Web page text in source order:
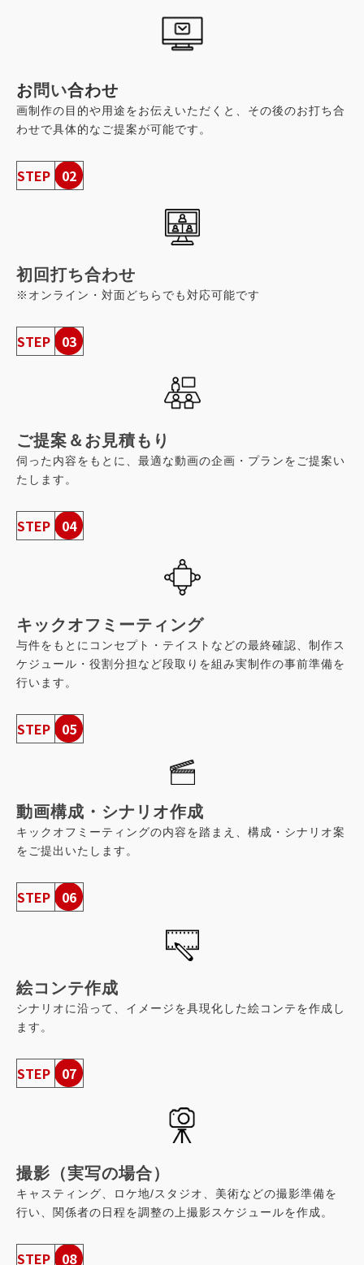
お問い合わせ
画制作の目的や用途をお伝えいただくと、その後のお打ち合
わせで具体的なご提案が可能です。
STEP 02
初回打ち合わせ
※オンライン・対面どちらでも対応可能です
STEP 03
ご提案＆お見積もり
伺った内容をもとに、最適な動画の企画・プランをご提案い
たします。
STEP 04
キックオフミーティング
与件をもとにコンセプト・テイストなどの最終確認、制作ス
ケジュール・役割分担など段取りを組み実制作の事前準備を
行います。
STEP 05
動画構成・シナリオ作成
キックオフミーティングの内容を踏まえ、構成・シナリオ案
をご提出いたします。
STEP 06
絵コンテ作成
シナリオに沿って、イメージを具現化した絵コンテを作成し
ます。
STEP 07
撮影（実写の場合）
キャスティング、ロケ地/スタジオ、美術などの撮影準備を
行い、関係者の日程を調整の上撮影スケジュールを作成。
STEP 08